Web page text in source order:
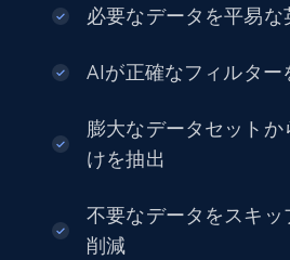
eCommerce
2.5K+ 378+
URL, Product id, Title, Seller
Seller reviews, Breadcrumbs,
必要なデータを平易な
AIが正確なフィルター
膨大なデータセット
けを抽出
不要なデータをスキッ
削減